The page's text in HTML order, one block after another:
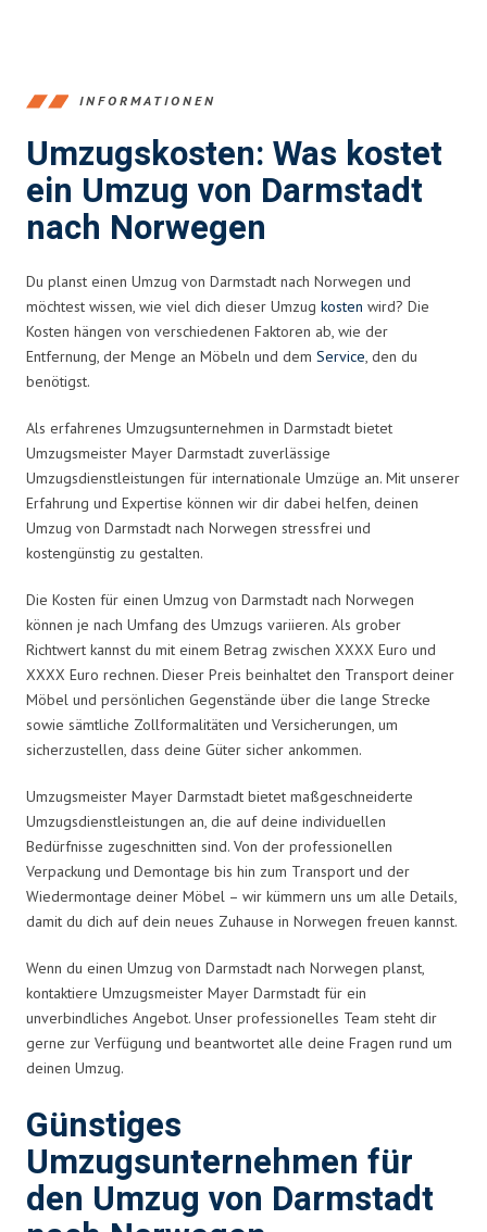
INFORMATIONEN
Umzugskosten: Was kostet
ein Umzug von Darmstadt
nach Norwegen
Du planst einen Umzug von Darmstadt nach Norwegen und
möchtest wissen, wie viel dich dieser Umzug kosten wird? Die
Kosten hängen von verschiedenen Faktoren ab, wie der
Entfernung, der Menge an Möbeln und dem Service, den du
benötigst.
Als erfahrenes Umzugsunternehmen in Darmstadt bietet
Umzugsmeister Mayer Darmstadt zuverlässige
Umzugsdienstleistungen für internationale Umzüge an. Mit unserer
Erfahrung und Expertise können wir dir dabei helfen, deinen
Umzug von Darmstadt nach Norwegen stressfrei und
kostengünstig zu gestalten.
Die Kosten für einen Umzug von Darmstadt nach Norwegen
können je nach Umfang des Umzugs variieren. Als grober
Richtwert kannst du mit einem Betrag zwischen XXXX Euro und
XXXX Euro rechnen. Dieser Preis beinhaltet den Transport deiner
Möbel und persönlichen Gegenstände über die lange Strecke
sowie sämtliche Zollformalitäten und Versicherungen, um
sicherzustellen, dass deine Güter sicher ankommen.
Umzugsmeister Mayer Darmstadt bietet maßgeschneiderte
Umzugsdienstleistungen an, die auf deine individuellen
Bedürfnisse zugeschnitten sind. Von der professionellen
Verpackung und Demontage bis hin zum Transport und der
Wiedermontage deiner Möbel – wir kümmern uns um alle Details,
damit du dich auf dein neues Zuhause in Norwegen freuen kannst.
Wenn du einen Umzug von Darmstadt nach Norwegen planst,
kontaktiere Umzugsmeister Mayer Darmstadt für ein
unverbindliches Angebot. Unser professionelles Team steht dir
gerne zur Verfügung und beantwortet alle deine Fragen rund um
deinen Umzug.
Günstiges
Umzugsunternehmen für
den Umzug von Darmstadt